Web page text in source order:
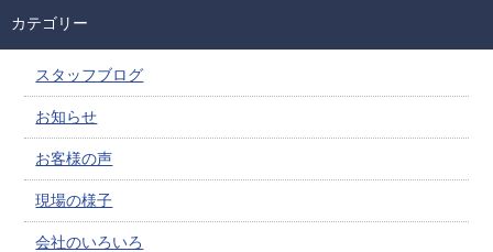
カテゴリー
スタッフブログ
お知らせ
お客様の声
現場の様子
会社のいろいろ